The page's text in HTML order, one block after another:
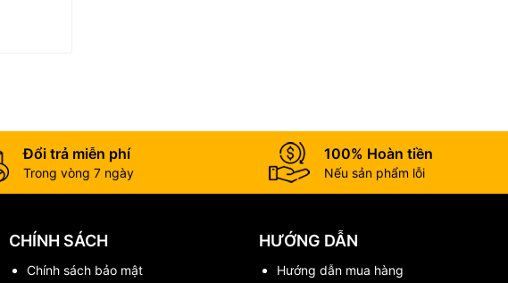
bì).
Hấp
Đổi trả miễn phí
Trong vòng 7 ngày
100% Hoàn tiền
Nếu sản phẩm lỗi
CHÍNH SÁCH
Chính sách bảo mật
HƯỚNG DẪN
Hướng dẫn mua hàng